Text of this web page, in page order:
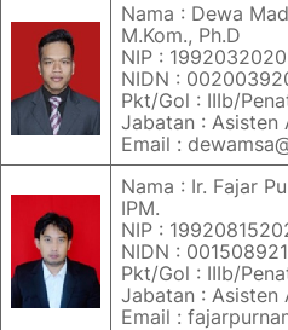
Nama : Dewa
M.Kom., Ph.D
NIP :
NIDN :
Pkt/Gol : IIIb/
Jabatan : Asisten
Email :
Nama : Ir. Fajar
IPM.
NIP :
NIDN :
Pkt/Gol : IIIb/
Jabatan : Asisten
Email :